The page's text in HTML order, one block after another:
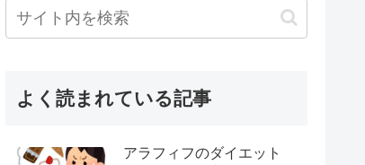
よく読まれている記事
アラフィフのダイエット